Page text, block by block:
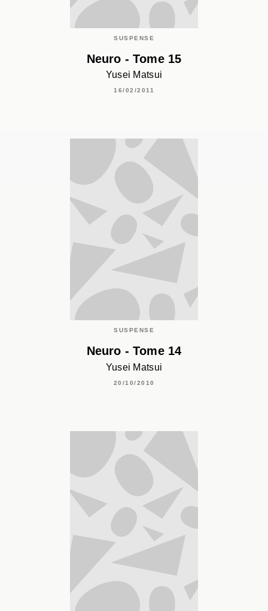
SUSPENSE
Neuro - Tome 15
Yusei Matsui
16/02/2011
SUSPENSE
Neuro - Tome 14
Yusei Matsui
20/10/2010